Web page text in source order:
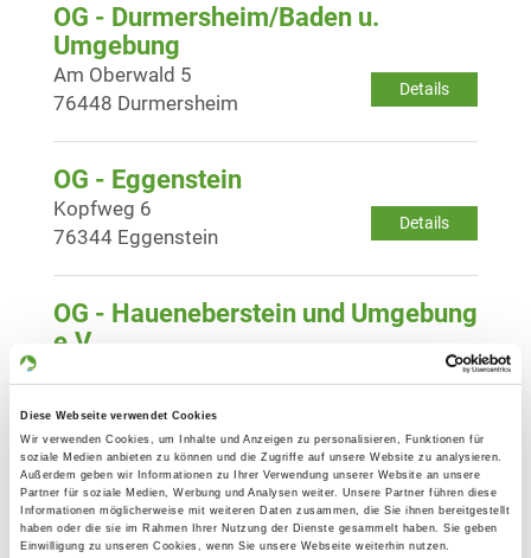
Diese Webseite verwendet Cookies
Wir verwenden Cookies, um Inhalte und Anzeigen zu personalisieren, Funktionen für
soziale Medien anbieten zu können und die Zugriffe auf unsere Website zu analysieren.
Außerdem geben wir Informationen zu Ihrer Verwendung unserer Website an unsere
Partner für soziale Medien, Werbung und Analysen weiter. Unsere Partner führen diese
Informationen möglicherweise mit weiteren Daten zusammen, die Sie ihnen bereitgestellt
haben oder die sie im Rahmen Ihrer Nutzung der Dienste gesammelt haben. Sie geben
Einwilligung zu unseren Cookies, wenn Sie unsere Webseite weiterhin nutzen.
OG - Durmersheim/Baden u.
Umgebung
Details
Am Oberwald 5
76448 Durmersheim
OG - Eggenstein
Details
Kopfweg 6
76344 Eggenstein
OG - Haueneberstein und Umgebung
e.V.
Details
Baden/Hauneberstein
OG - Karlsruhe 02
Details
Adenauerring 30